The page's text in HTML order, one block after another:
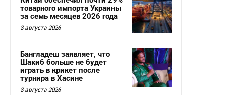
товарного импорта Украины
за семь месяцев 2026 года
8 августа 2026
Бангладеш заявляет, что
Шакиб больше не будет
играть в крикет после
турнира в Хасине
8 августа 2026